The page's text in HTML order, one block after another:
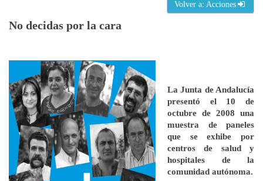
Volver a: Acciones
No decidas por la cara
La Junta de Andalucía
presentó el 10 de
octubre de 2008 una
muestra de paneles
que se exhibe por
centros de salud y
hospitales de la
comunidad autónoma.